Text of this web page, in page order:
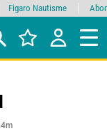
Figaro Nautisme